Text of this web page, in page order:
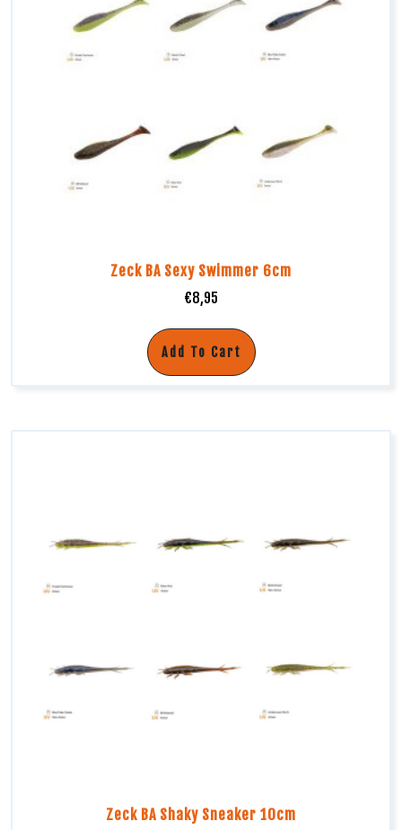
Zeck BA Sexy Swimmer 6cm
€8,95
Add To Cart
Zeck BA Shaky Sneaker 10cm